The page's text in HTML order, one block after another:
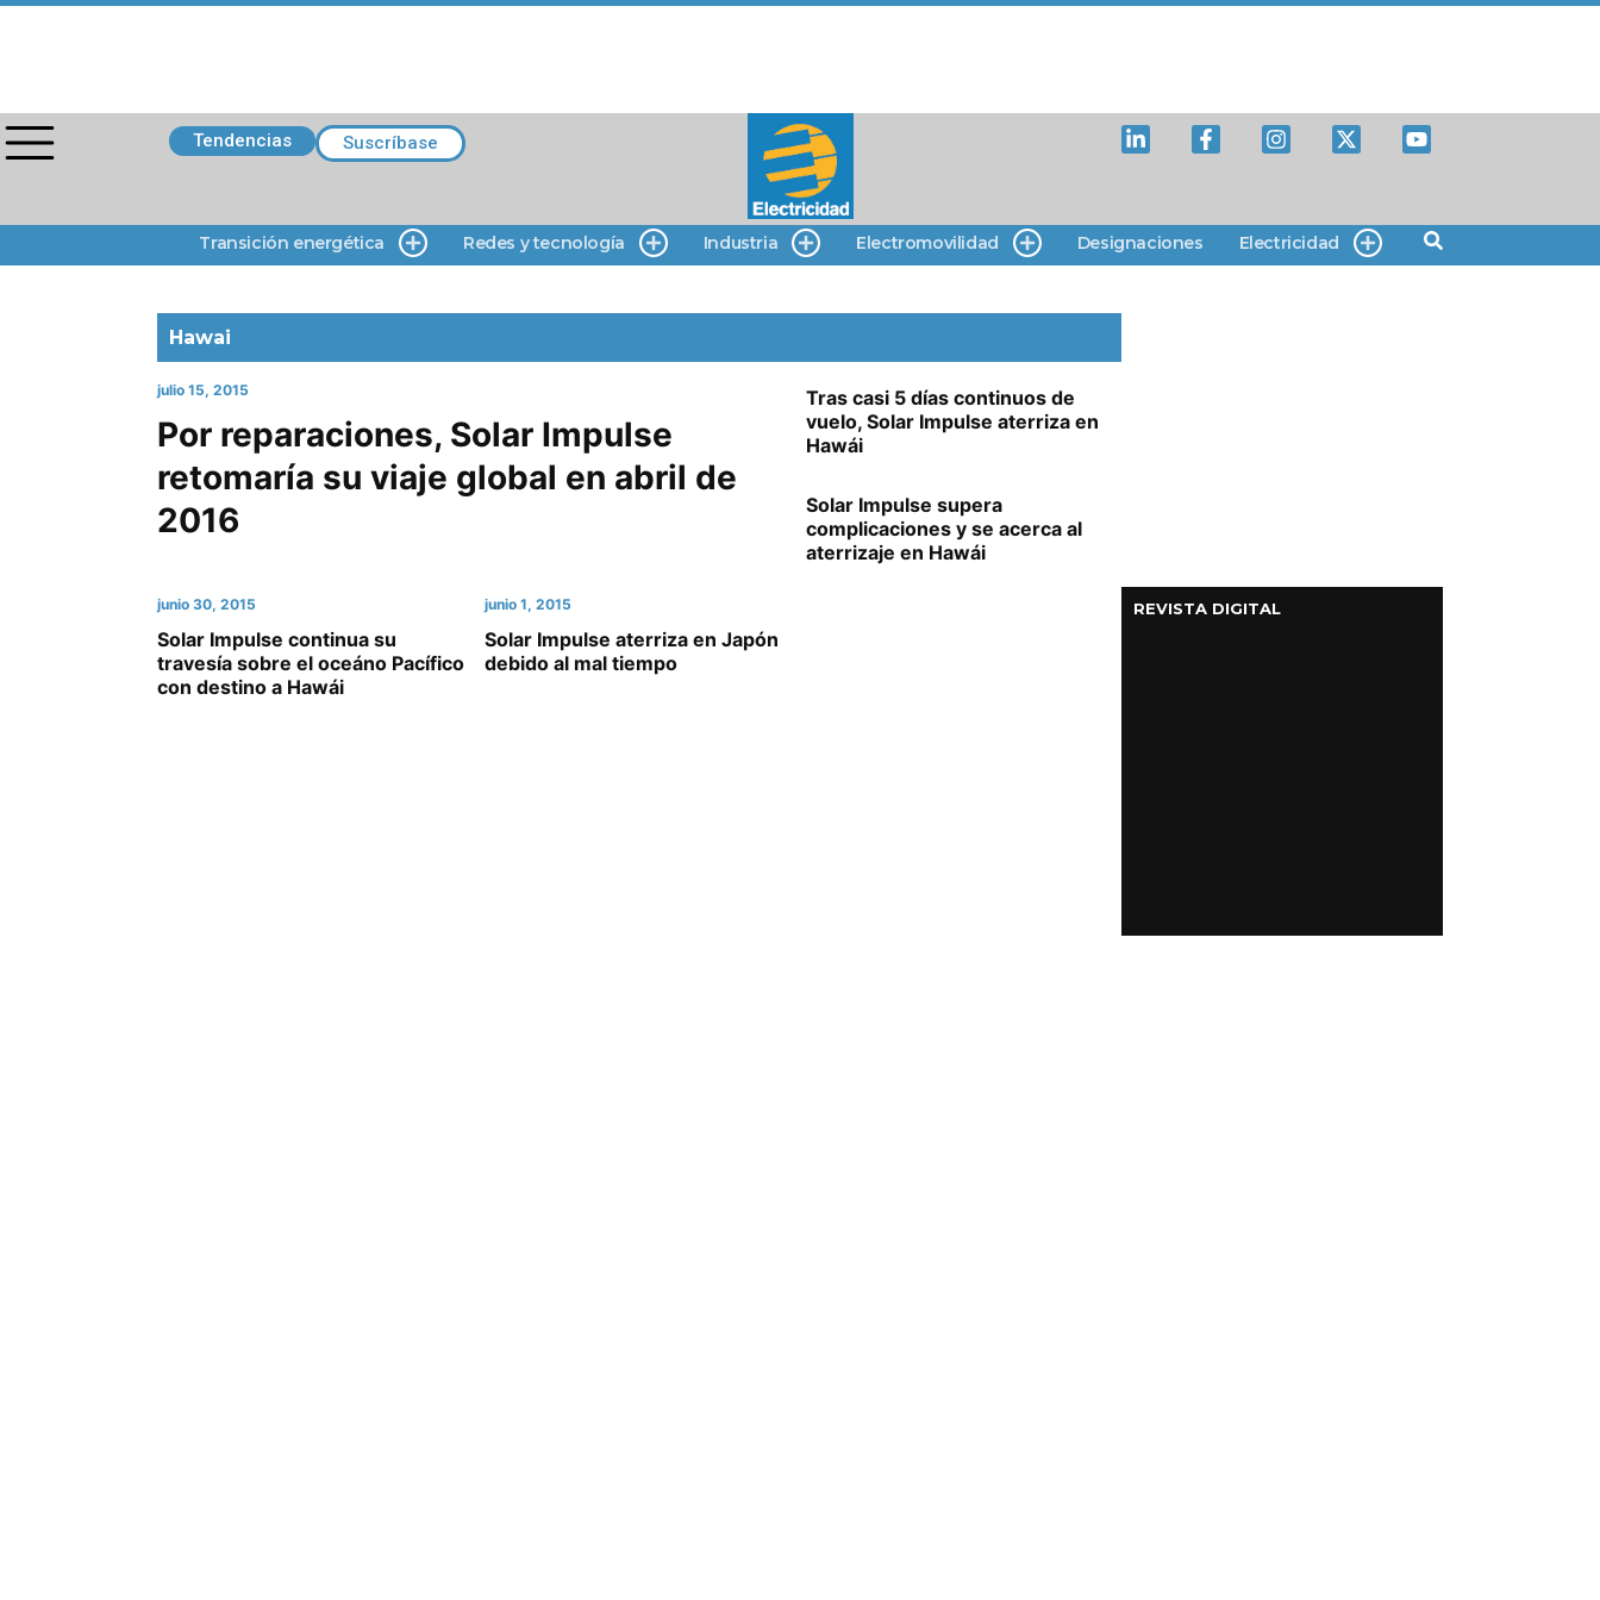
Tendencias Suscríbase
Transición energética Redes y tecnología Industria Electromovilidad Designaciones Electricidad
Hawai
julio 15, 2015
Por reparaciones, Solar Impulse
retomaría su viaje global en abril de
2016
Tras casi 5 días continuos de
vuelo, Solar Impulse aterriza en
Hawái
Solar Impulse supera
complicaciones y se acerca al
aterrizaje en Hawái
junio 30, 2015
Solar Impulse continua su
travesía sobre el oceáno Pacífico
con destino a Hawái
junio 1, 2015
Solar Impulse aterriza en Japón
debido al mal tiempo
REVISTA DIGITAL